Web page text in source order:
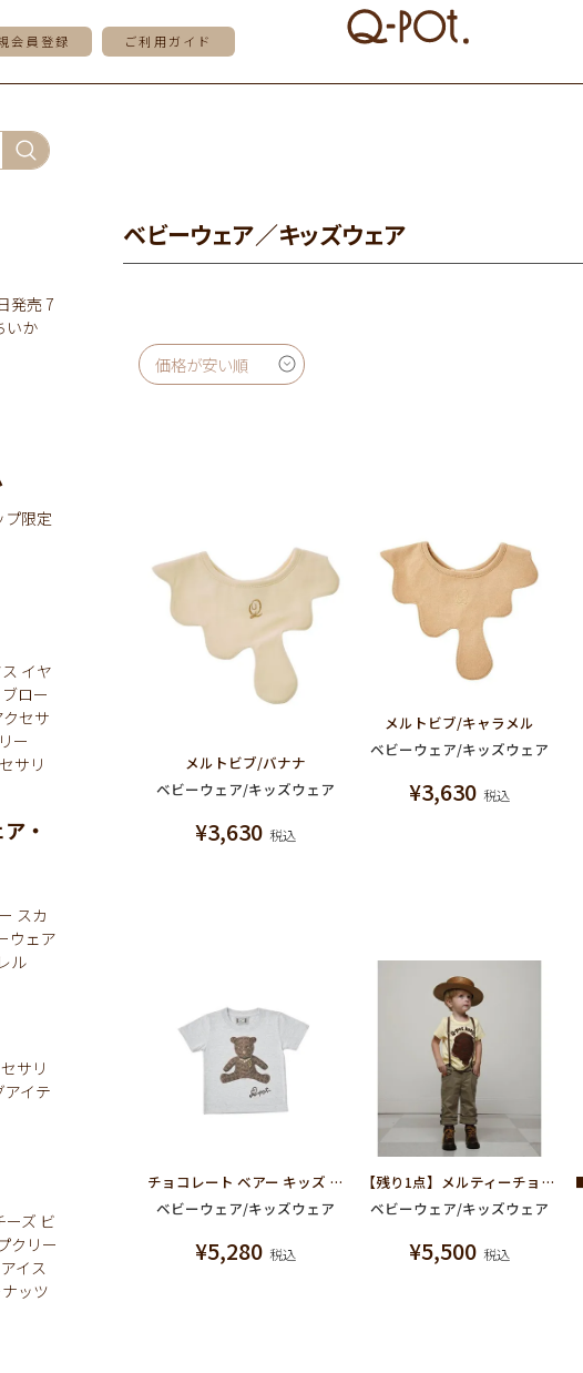
会員登録 ご利用ガイド
ベビーウェア／キッズウェア
価格が安い順
メルトビブ/バナナ
ベビーウェア/キッズウェア
¥3,630 税込
メルトビブ/キャラメル
ベビーウェア/キッズウェア
¥3,630 税込
チョコレート ベアー キッズ Tシャツ
ベビーウェア/キッズウェア
¥5,280 税込
【残り1点】メルティーチョコバナナ T-シャツ
ベビーウェア/キッズウェア
¥5,500 税込
発売7
いか
プ限定
イヤ
ブロー
セサ
ー
サリ
・
スカ
ウェア
ル
サリ
アイテ
ーズ ビ
クリー
アイス
ナッツ